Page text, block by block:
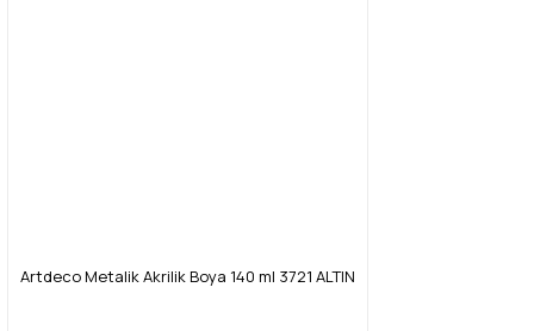
Artdeco Metalik Akrilik Boya 140 ml 3721 ALTIN